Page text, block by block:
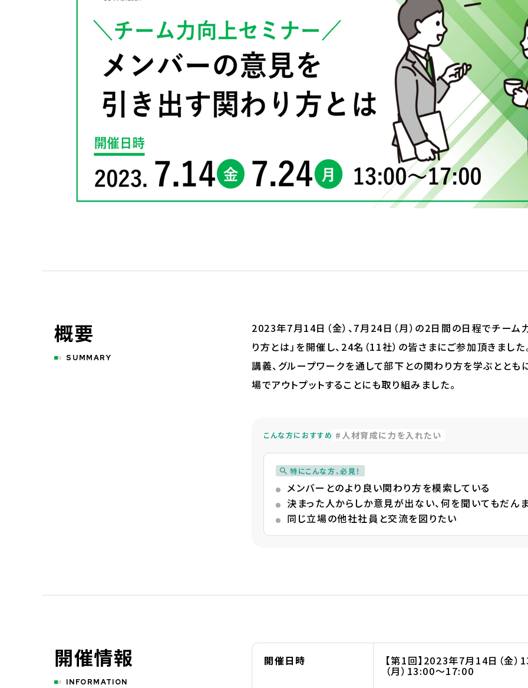
概要
SUMMARY
2023年7月14日（金）、7月24日（月）の2日間の日程でチー
り方とは」を開催し、24名（11社）の皆さまにご参加頂きました
講義、グループワークを通して部下との関わり方を学ぶとと
場でアウトプットすることにも取り組みました。
こんな方におすすめ 人材育成に力を入れたい
特にこんな方、必見！
メンバーとのより良い関わり方を模索している
決まった人からしか意見が出ない、何を聞いてもだん
同じ立場の他社社員と交流を図りたい
開催情報
INFORMATION
開催日時 【第1回】2023年7月14日（金
（月）13:00～17:00